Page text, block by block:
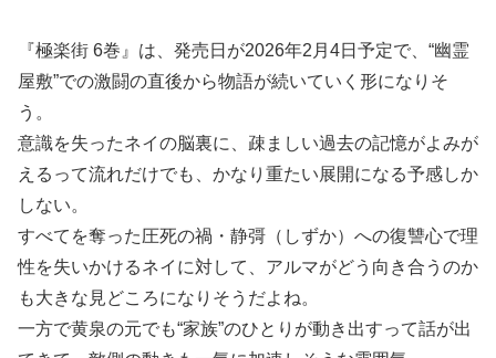
『極楽街 6巻』は、発売日が2026年2月4日予定で、“幽霊
屋敷”での激闘の直後から物語が続いていく形になりそ
う。
意識を失ったネイの脳裏に、疎ましい過去の記憶がよみが
えるって流れだけでも、かなり重たい展開になる予感しか
しない。
すべてを奪った圧死の禍・静彁（しずか）への復讐心で理
性を失いかけるネイに対して、アルマがどう向き合うのか
も大きな見どころになりそうだよね。
一方で黄泉の元でも“家族”のひとりが動き出すって話が出